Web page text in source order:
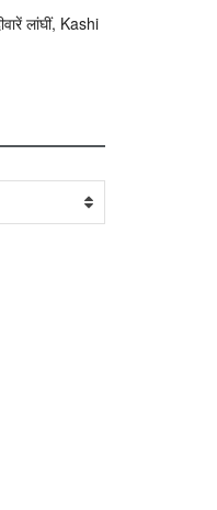
लांघीं, Kashi